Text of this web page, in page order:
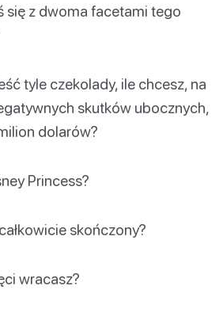
się z dwoma facetami tego
tyle czekolady, ile chcesz, na
skutków ubocznych,
dolarów?
Princess?
skończony?
wracasz?